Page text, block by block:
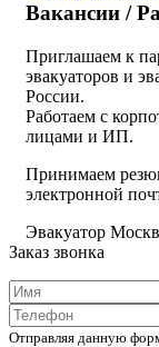
Вакансии /
Приглашаем к
эвакуаторов и
России.
Работаем с
лицами и ИП.
Принимаем
электронной
Эвакуатор
Заказ звонка
Отправляя данную